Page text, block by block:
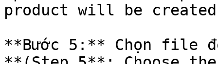
product will be
**Bước 5:** Chọn file